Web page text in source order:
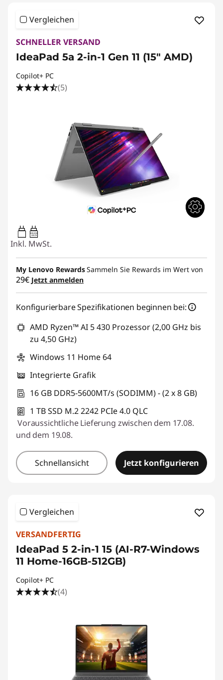
Vergleichen
SCHNELLER VERSAND
IdeaPad 5a 2-in-1 Gen 11 (15" AMD)
Copilot+ PC
(5)
45W-65W
USB PD
Inkl. MwSt.
My Lenovo RewardsSammeln Sie Rewards im Wert von
29€ Jetzt anmelden
Konfigurierbare Spezifikationen beginnen bei:
AMD Ryzen™ AI 5 430 Prozessor (2,00 GHz bis
zu 4,50 GHz)
Windows 11 Home 64
Integrierte Grafik
16 GB DDR5-5600MT/s (SODIMM) - (2 x 8 GB)
1 TB SSD M.2 2242 PCIe 4.0 QLC
Voraussichtliche Lieferung zwischen dem 17.08.
und dem 19.08.
Schnellansicht Jetzt konfigurieren
Vergleichen
VERSANDFERTIG
IdeaPad 5 2-in-1 15 (AI-R7-Windows
11 Home-16GB-512GB)
Copilot+ PC
(4)